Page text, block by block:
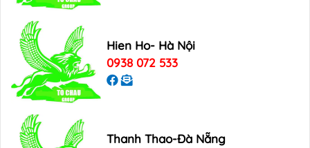
Hien Ho- Hà Nội
0938 072 533
Thanh Thao-Đà Nẵng